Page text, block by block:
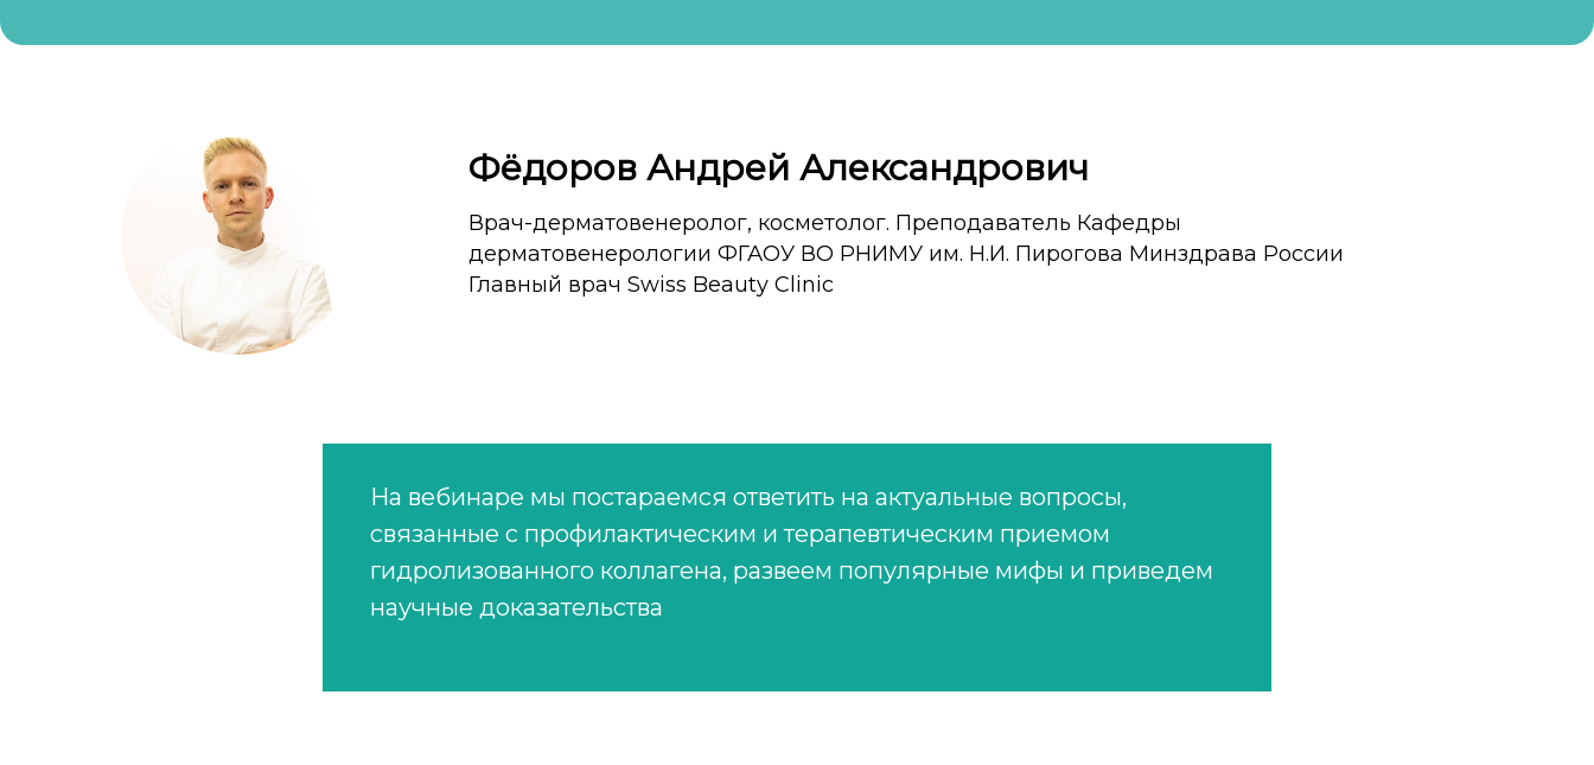
Фёдоров Андрей Александрович
Врач-дерматовенеролог, косметолог. Преподаватель Кафедры
дерматовенерологии ФГАОУ ВО РНИМУ им. Н.И. Пирогова Минздрава России
Главный врач Swiss Beauty Clinic
На вебинаре мы постараемся ответить на актуальные вопросы,
связанные с профилактическим и терапевтическим приемом
гидролизованного коллагена, развеем популярные мифы и приведем
научные доказательства